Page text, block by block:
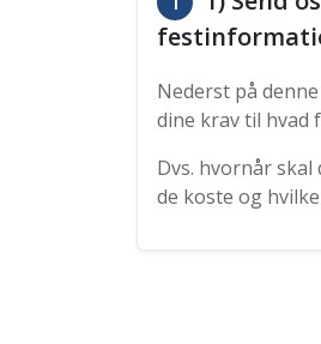
Nederst på
dine krav til hvad
Dvs. hvornår skal
de koste og